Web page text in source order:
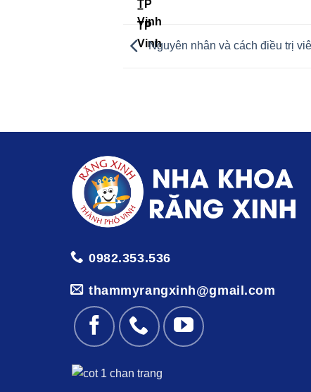
–
TP
Vinh
TP
Vinh
Nguyên nhân và cách điều trị
0982.353.536
thammyrangxinh@gmail.com